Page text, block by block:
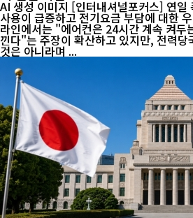
AI 생성 이미지 [인터내셔널포커스] 연일 폭염이 이어지며 냉방기
사용이 급증하고 전기요금 부담에 대한
라인에서는 "에어컨은 24시간 계속 켜두
낀다"는 주장이 확산하고 있지만, 전력
것은 아니라며 ...